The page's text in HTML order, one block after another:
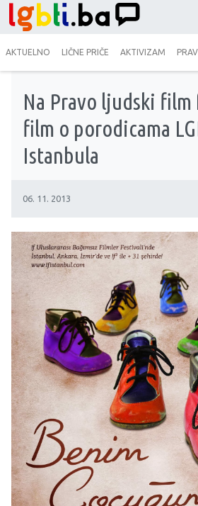
AKTUELNO LIČNE PRIČE AKTIVIZAM
Na Pravo ljudski
film o porodicama
Istanbula
06. 11. 2013